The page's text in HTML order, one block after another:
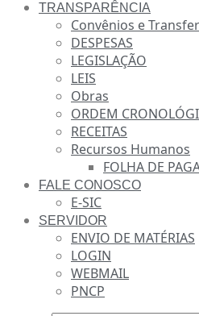
TRANSPARÊNCIA
Convênios e
DESPESAS
LEGISLAÇÃO
LEIS
Obras
ORDEM
RECEITAS
Recursos Humanos
FOLHA DE
FALE CONOSCO
E-SIC
SERVIDOR
ENVIO DE MATÉRIAS
LOGIN
WEBMAIL
PNCP